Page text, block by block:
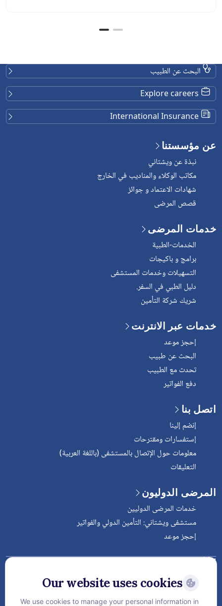
البحث عن الطبيب
عن مؤسستنا
نبذة عن ويشتاني
مكاتب الوكلاء والمناديب في الخارج
شهادات الاعتماد و جوائز
قصص المرضى
خدمات المرضى
الخدمات-الطبية
برامج و باكيجات
التسهيلات وخدمات المستشفى
دليل الطبي في السفر.
شريك شركة التأمين
خدمات عبر الانترنت
إحجز موعد
البحث عن طبيب
تحدث مع الطبيب
دفع الفواتير
اتصل بنا
إنضم إلينا
إستفسارات ومقترحات
معلومات حول الإتصال بالمستشفى (باللغة العربية)
التعليقات
المرضى الدوليون
خدمات المرضى الدوليين
مستشفى ويشتاني: التأمين الدولي والفواتير
إحجز موعد
Follow Vejthani International
Hospital
Our website uses cookies
We use cookies to manage your personal information in